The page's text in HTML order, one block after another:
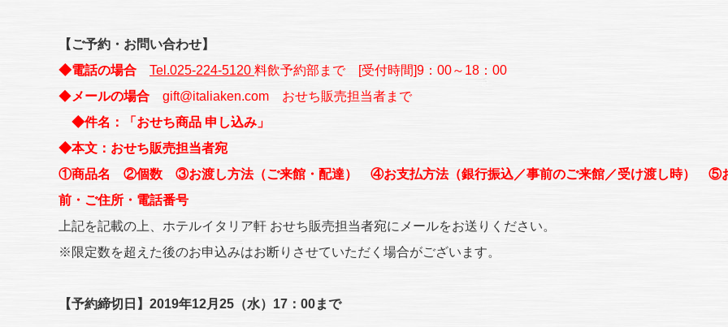
【ご予約・お問い合わせ】
◆電話の場合
Tel.025-224-5120 料飲予約部まで [受付時間]9：00～18：00
◆メールの場合 gift@italiaken.com おせち販売担当者まで
◆件名：「おせち商品 申し込み」
◆本文：おせち販売担当者宛
①商品名 ②個数 ③お渡し方法（ご来館・配達） ④お支払方法（銀行振込／事前のご来館／受け渡し時） ⑤
前・ご住所・電話番号
上記を記載の上、ホテルイタリア軒 おせち販売担当者宛にメールをお送りください。
※限定数を超えた後のお申込みはお断りさせていただく場合がございます。
【予約締切日】2019年12月25（水）17：00まで